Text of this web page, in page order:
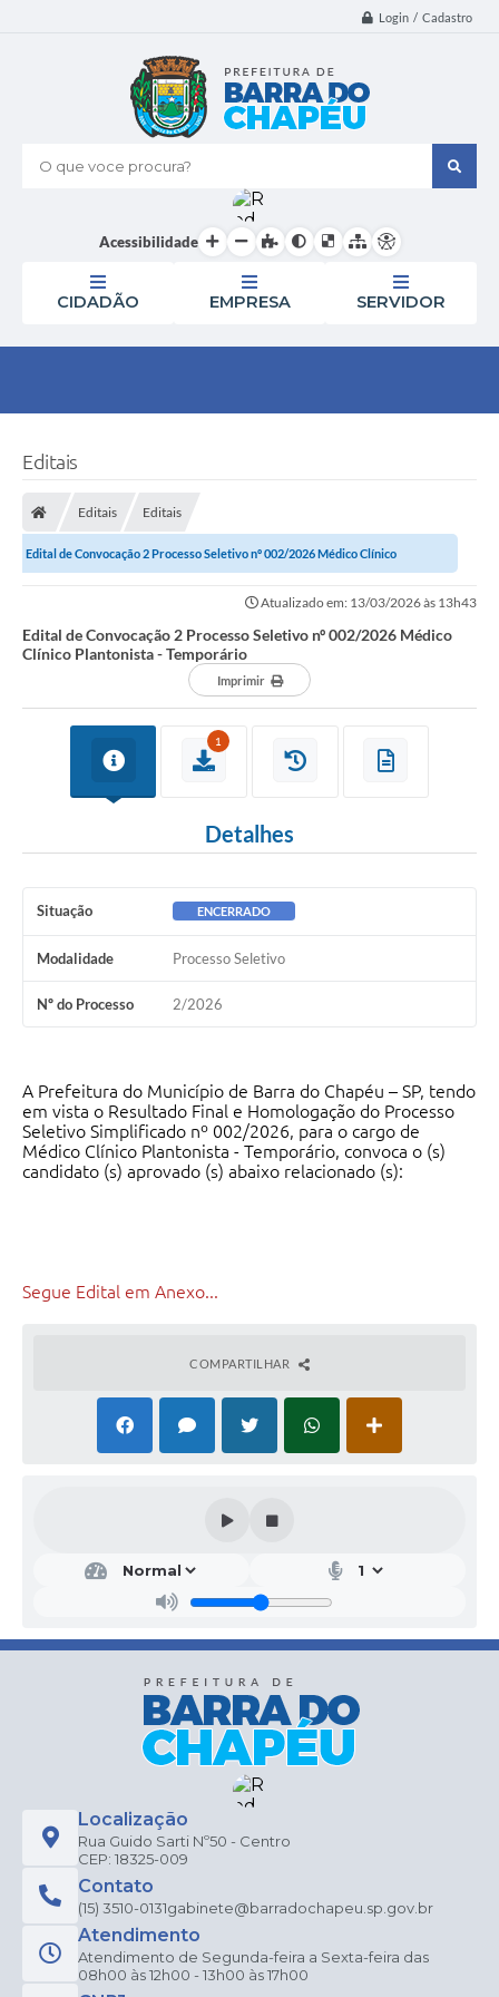
Login / Cadastro
O que voce procura?
Acessibilidade
CIDADÃO EMPRESA SERVIDOR
Editais
Editais Editais
Edital de Convocação 2 Processo Seletivo nº 002/2026 Médico Clínico
Atualizado em: 13/03/2026 às 13h43
Edital de Convocação 2 Processo Seletivo nº 002/2026 Médico
Clínico Plantonista - Temporário
Imprimir
1
Detalhes
Situação ENCERRADO
Modalidade Processo Seletivo
Nº do Processo 2/2026
A Prefeitura do Município de Barra do Chapéu – SP, tendo
em vista o Resultado Final e Homologação do Processo
Seletivo Simplificado nº 002/2026, para o cargo de
Médico Clínico Plantonista - Temporário, convoca o (s)
candidato (s) aprovado (s) abaixo relacionado (s):
Segue Edital em Anexo...
COMPARTILHAR
Localização
Rua Guido Sarti Nº50 - Centro
CEP: 18325-009
Contato
(15) 3510-0131gabinete@barradochapeu.sp.gov.br
Atendimento
Atendimento de Segunda-feira a Sexta-feira das
08h00 às 12h00 - 13h00 às 17h00